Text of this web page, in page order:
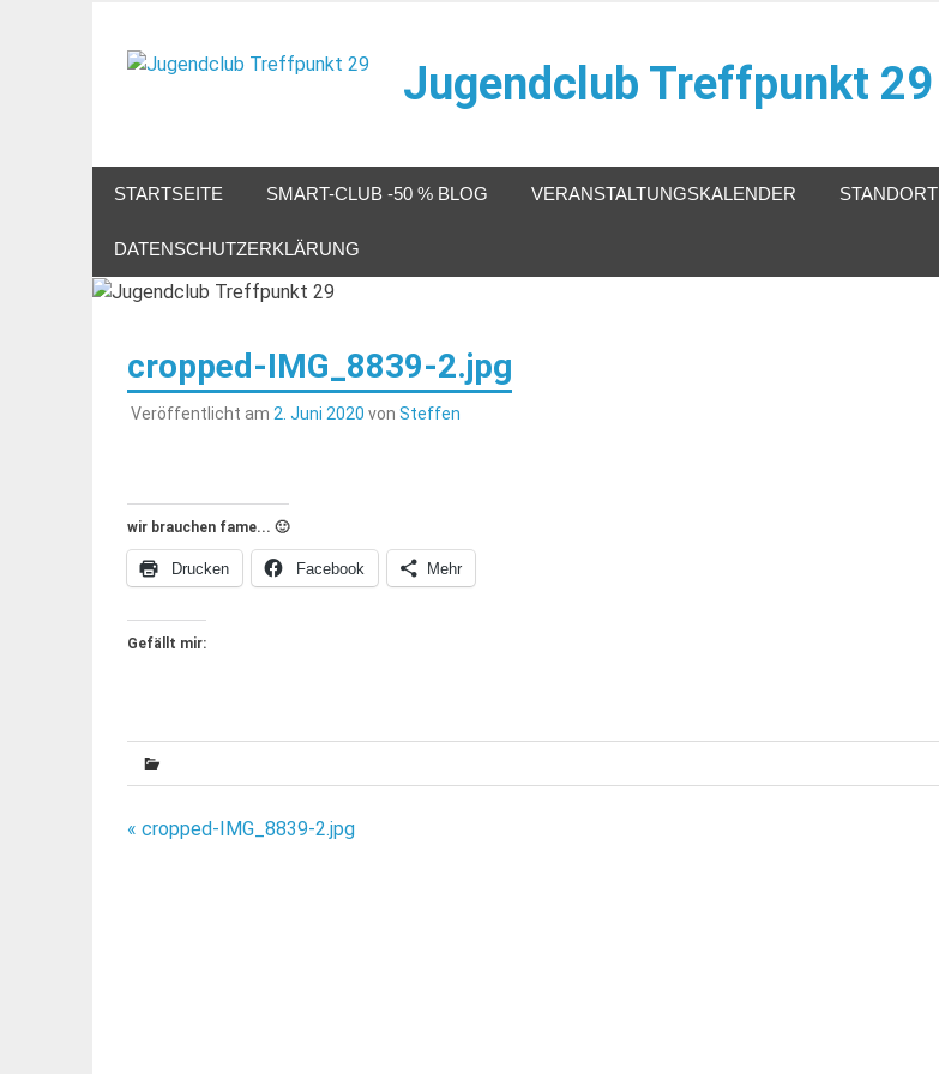
springen
Jugendclub Treffpunkt 29
STARTSEITE SMART-CLUB -50 % BLOG VERANSTALTUNGSKALENDER STANDORT
DATENSCHUTZERKLÄRUNG
cropped-IMG_8839-2.jpg
Veröffentlicht am 2. Juni 2020 von Steffen
wir brauchen fame... 🙂
Drucken Facebook Mehr
Gefällt mir:
Beitragsnavigation
« cropped-IMG_8839-2.jpg